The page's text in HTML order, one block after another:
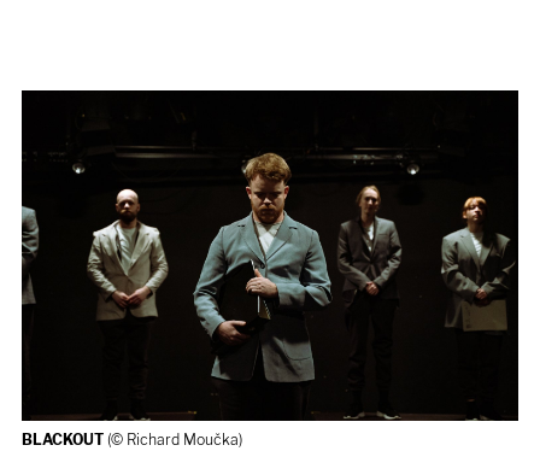
BLACKOUT (© Richard Moučka)